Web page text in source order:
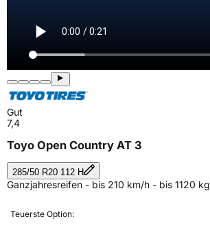
Gut
7,4
Toyo Open Country AT 3
285/50 R20 112 H
Ganzjahresreifen - bis 210 km/h - bis 1120 kg
Teuerste Option: